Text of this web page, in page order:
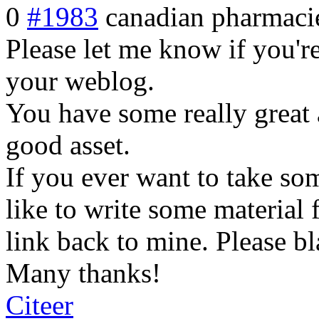
0 #1983 canadian
Please let me know if
your weblog.
You have some really
good asset.
If you ever want to take
like to write some material
link back to mine. Please
Many thanks!
Citeer